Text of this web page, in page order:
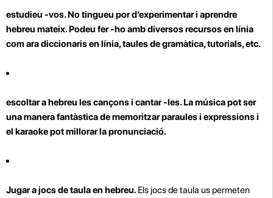
estudieu -vos.No tingueu por d’experimentar i aprendre
hebreu mateix. Podeu fer -ho amb diversos recursos en línia
com ara diccionaris en línia, taules de gramàtica, tutorials, etc.
escoltar a hebreu les cançons i cantar -les.La música pot ser
una manera fantàstica de memoritzar paraules i expressions i
el karaoke pot millorar la pronunciació.
Jugar a jocs de taula en hebreu.Els jocs de taula us permeten